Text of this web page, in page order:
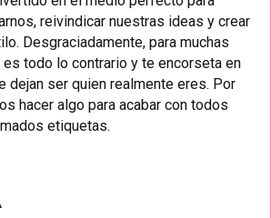
reivindicar nuestras ideas y crear
Desgraciadamente, para muchas
es todo lo contrario y te encorseta en
dejan ser quien realmente eres. Por
hacer algo para acabar con todos
etiquetas.